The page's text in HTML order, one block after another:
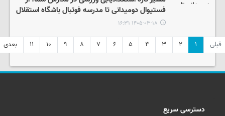
فستیوال دومیدانی تا مدرسه فوتبال باشگاه استقلال
۱۴۰۵-۰۳-۱۸ ۱۶:۳۱
قبلی ۱ ۲ ۳ ۴ ۵ ۶ ۷ ۸ ۹ ۱۰ ۱۱ بعدی
دسترسی سریع